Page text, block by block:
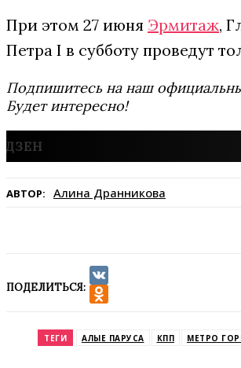
При этом 27 июня Эрмитаж,
Петра I в субботу проведут
Подпишитесь на наш
Будет интересно!
АВТОР: Алина Дранникова
ПОДЕЛИТЬСЯ:
VK
ТЕГИ АЛЫЕ ПАРУСА КПП МЕТРО